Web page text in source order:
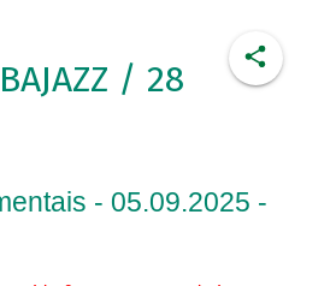
/ 28
- 05.09.2025 -